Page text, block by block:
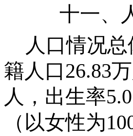
十一、
人口情况总
籍人口26.83
人，出生率
（以女性为